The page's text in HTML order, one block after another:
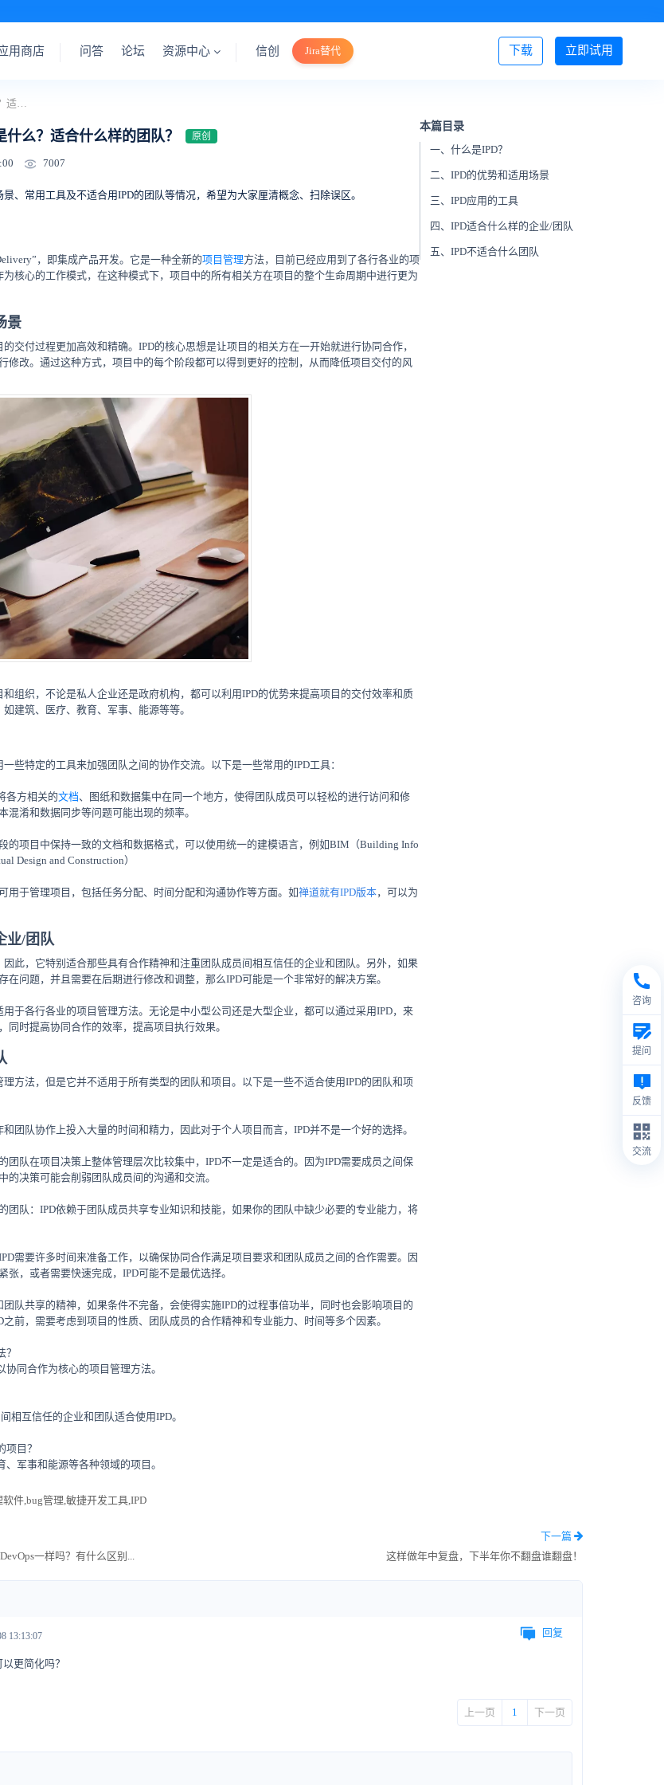
立即试用
下载
用商店 问答 论坛 资源中心 信创 Jira替代 登录/注册
IPD（集成产品开发）是什么？适合什么样的团队？
么？适合什么样的团队？ 原创
7007
、常用工具及不适合用IPD的团队等情况，希望为大家厘清概念、扫除误区。
本篇目录
一、什么是IPD？
二、IPD的优势和适用场景
三、IPD应用的工具
四、IPD适合什么样的企业/团队
五、IPD不适合什么团队
，即集成产品开发。它是一种全新的项目管理方法，目前已经应用到了各行各业的项
为核心的工作模式，在这种模式下，项目中的所有相关方在项目的整个生命周期中进行更为
景
交付过程更加高效和精确。IPD的核心思想是让项目的相关方在一开始就进行协同合作，
修改。通过这种方式，项目中的每个阶段都可以得到更好的控制，从而降低项目交付的风
和组织，不论是私人企业还是政府机构，都可以利用IPD的优势来提高项目的交付效率和质
建筑、医疗、教育、军事、能源等等。
些特定的工具来加强团队之间的协作交流。以下是一些常用的IPD工具：
各方相关的文档、图纸和数据集中在同一个地方，使得团队成员可以轻松的进行访问和修
混淆和数据同步等问题可能出现的频率。
的项目中保持一致的文档和数据格式，可以使用统一的建模语言，例如BIM（Building Info
Design and Construction）
用于管理项目，包括任务分配、时间分配和沟通协作等方面。如禅道就有IPD版本，可以为
业/团队
因此，它特别适合那些具有合作精神和注重团队成员间相互信任的企业和团队。另外，如果
在问题，并且需要在后期进行修改和调整，那么IPD可能是一个非常好的解决方案。
于各行各业的项目管理方法。无论是中小型公司还是大型企业，都可以通过采用IPD，来
同时提高协同合作的效率，提高项目执行效果。
方法，但是它并不适用于所有类型的团队和项目。以下是一些不适合使用IPD的团队和项
团队协作上投入大量的时间和精力，因此对于个人项目而言，IPD并不是一个好的选择。
团队在项目决策上整体管理层次比较集中，IPD不一定是适合的。因为IPD需要成员之间保
的决策可能会削弱团队成员间的沟通和交流。
团队：IPD依赖于团队成员共享专业知识和技能，如果你的团队中缺少必要的专业能力，将
需要许多时间来准备工作，以确保协同合作满足项目要求和团队成员之间的合作需要。因
张，或者需要快速完成，IPD可能不是最优选择。
队共享的精神，如果条件不完备，会使得实施IPD的过程事倍功半，同时也会影响项目的
前，需要考虑到项目的性质、团队成员的合作精神和专业能力、时间等多个因素。
同合作为核心的项目管理方法。
相互信任的企业和团队适合使用IPD。
目？
军事和能源等各种领域的项目。
件,bug管理,敏捷开发工具,IPD
一样吗？有什么区别...
下一篇
这样做年中复盘，下半年你不翻盘谁翻盘！
13:13:07 回复
更简化吗？
上一页 1 下一页
咨询
提问
反馈
交流